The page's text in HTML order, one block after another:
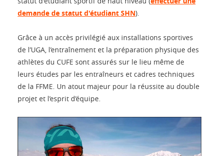
demande de statut d'étudiant SHN).
Grâce à un accès privilégié aux installations sportives
de l’UGA, l’entraînement et la préparation physique des
athlètes du CUFE sont assurés sur le lieu même de
leurs études par les entraîneurs et cadres techniques
de la FFME. Un atout majeur pour la réussite au double
projet et l’esprit d’équipe.